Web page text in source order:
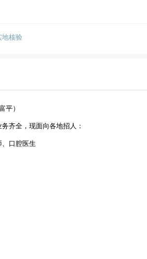
地核验
平）
齐全，现面向各地招人：
口腔医生